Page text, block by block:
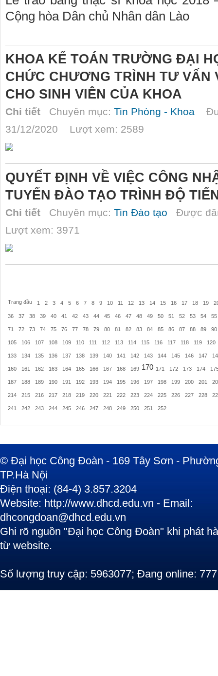
Cộng hòa Dân chủ Nhân dân Lào
KHOA KẾ TOÁN TRƯỜNG ĐẠI
CHỨC CHƯƠNG TRÌNH TƯ VẤN
CHO SINH VIÊN CỦA KHOA
Chi tiết Chuyên mục: Tin Phòng - Khoa
31/12/2020 Lượt xem: 2589
QUYẾT ĐỊNH VỀ VIỆC CÔNG
TUYỂN ĐÀO TẠO TRÌNH ĐỘ
Chi tiết Chuyên mục: Tin Đào tạo Được
Lượt xem: 3971
Trang đầu 1 2 3 4 5 6 7 8 9 10 11 12 13 14 15 16 17 18 19
36 37 38 39 40 41 42 43 44 45 46 47 48 49 50 51 52 53 54 55
71 72 73 74 75 76 77 78 79 80 81 82 83 84 85 86 87 88 89 90
105 106 107 108 109 110 111 112 113 114 115 116 117 118 119 120
133 134 135 136 137 138 139 140 141 142 143 144 145 146 147
160 161 162 163 164 165 166 167 168 169 170 171 172 173 174
187 188 189 190 191 192 193 194 195 196 197 198 199 200 201
214 215 216 217 218 219 220 221 222 223 224 225 226 227 228
241 242 243 244 245 246 247 248 249 250 251 252
© Đại học Công Đoàn - 169 Tây Sơn -
TP.Hà Nội
Điện thoại: (84-4) 3.857.3204
Website: http://www.dhcd.edu.vn - Email:
dhcongdoan@dhcd.edu.vn
Ghi rõ nguồn "Đại học Công Đoàn" khi phát
từ website.
Số lượng truy cập: 5963077; Đang online: 777